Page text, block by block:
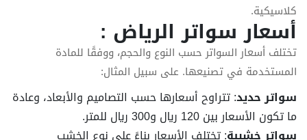
كلاسيكية.
أسعار سواتر الرياض :
تختلف أسعار السواتر حسب النوع والحجم، ووفقًا للمادة
المستخدمة في تصنيعها. على سبيل المثال:
سواتر حديد: تتراوح أسعارها حسب التصاميم والأبعاد، وعادة
ما تكون الأسعار بين 120 ريال و300 ريال للمتر.
سواتر خشبية: تختلف الأسعار بناءً على نوع الخشب